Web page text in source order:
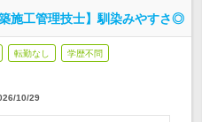
施工管理技士】馴染みやすさ◎
転勤なし 学歴不問
10/29